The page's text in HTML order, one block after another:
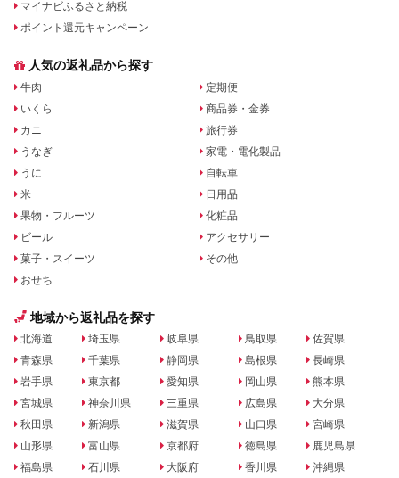
マイナビふるさと納税
ポイント還元キャンペーン
人気の返礼品から探す
牛肉
いくら
カニ
うなぎ
うに
米
果物・フルーツ
ビール
菓子・スイーツ
おせち
定期便
商品券・金券
旅行券
家電・電化製品
自転車
日用品
化粧品
アクセサリー
その他
地域から返礼品を探す
北海道
青森県
岩手県
宮城県
秋田県
山形県
福島県
埼玉県
千葉県
東京都
神奈川県
新潟県
富山県
石川県
岐阜県
静岡県
愛知県
三重県
滋賀県
京都府
大阪府
鳥取県
島根県
岡山県
広島県
山口県
徳島県
香川県
佐賀県
長崎県
熊本県
大分県
宮崎県
鹿児島県
沖縄県